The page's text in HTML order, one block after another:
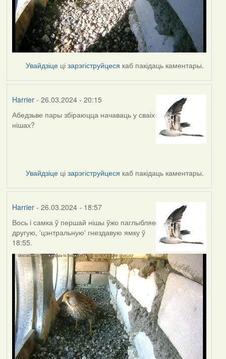
Увайдзіце цізарэгіструйцеся каб пакідаць каментары.
Harrier- 26.03.2024 - 20:15
Абедзьве пары збіраюцца начаваць у сваіх
нішах?
Увайдзіце цізарэгіструйцеся каб пакідаць каментары.
Harrier- 26.03.2024 - 18:57
Вось і самка ў першай нішы ўжо паглыбляе
другую, 'цэнтральную' гнездавую ямку ў
18:55.